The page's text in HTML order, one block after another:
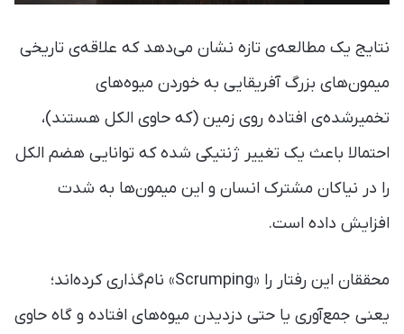
نتایج یک مطالعه‌ی تازه نشان می‌دهد که علاقه‌ی تاریخی
میمون‌های بزرگ آفریقایی به خوردن میوه‌های
تخمیرشده‌ی افتاده روی زمین (که حاوی الکل هستند)،
احتمالا باعث یک تغییر ژنتیکی شده که توانایی هضم الکل
را در نیاکان مشترک انسان و این میمون‌ها به شدت
افزایش داده است.
محققان این رفتار را «Scrumping» نام‌گذاری کرده‌اند؛
یعنی جمع‌آوری یا حتی دزدیدن میوه‌های افتاده و گاه حاوی